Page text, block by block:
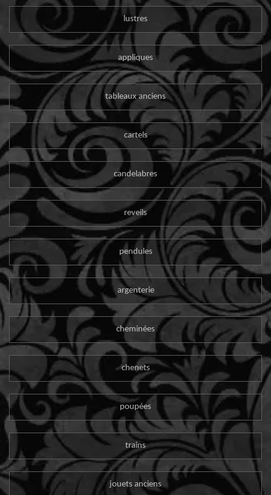
lustres
appliques
tableaux anciens
cartels
candelabres
reveils
pendules
argenterie
cheminées
chenets
poupées
trains
jouets anciens